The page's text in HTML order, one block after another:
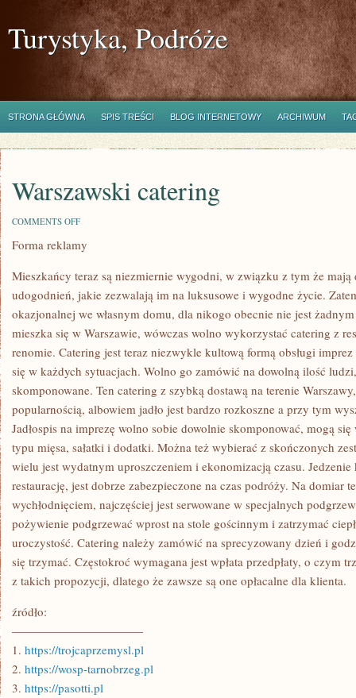
Turystyka, Podróże
STRONA GŁÓWNA SPIS TREŚCI BLOG INTERNETOWY ARCHIWUM
Warszawski catering
COMMENTS OFFON
CATERING
Forma reklamy
Mieszkańcy teraz są niezmiernie wygodni, w związku z tym że
udogodnień, jakie zezwalają im na luksusowe i wygodne życie.
okazjonalnej we własnym domu, dla nikogo obecnie nie jest
mieszka się w Warszawie, wówczas wolno wykorzystać catering z
renomie. Catering jest teraz niezwykle kultową formą obsługi
się w każdych sytuacjach. Wolno go zamówić na dowolną ilość
skomponowane. Ten catering z szybką dostawą na terenie
popularnością, albowiem jadło jest bardzo rozkoszne a przy tym
Jadłospis na imprezę wolno sobie dowolnie skomponować, mogą
typu mięsa, sałatki i dodatki. Można też wybierać z skończonych
wielu jest wydatnym uproszczeniem i ekonomizacją czasu. Jedzenie
restaurację, jest dobrze zabezpieczone na czas podróży. Na domiar
wychłodnięciem, najczęściej jest serwowane w specjalnych
pożywienie podgrzewać wprost na stole gościnnym i zatrzymać
uroczystość. Catering należy zamówić na sprecyzowany dzień i
się trzymać. Częstokroć wymagana jest wpłata przedpłaty, o czym
z takich propozycji, dlatego że zawsze są one opłacalne dla klienta.
źródło:
———————————
1. https://trojcaprzemysl.pl
2. https://wosp-tarnobrzeg.pl
3. https://pasotti.pl